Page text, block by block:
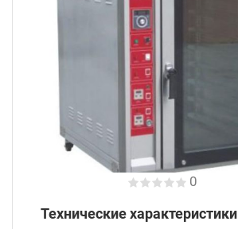
0
Технические характеристики